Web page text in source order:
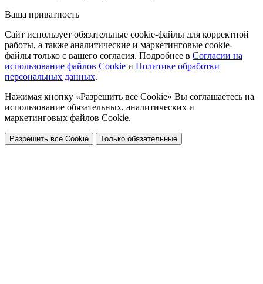
Ваша приватность
Сайт использует обязательные cookie-файлы для корректной
работы, а также аналитические и маркетинговые cookie-
файлы только с вашего согласия. Подробнее в Согласии на
использование файлов Cookie и Политике обработки
персональных данных.
Нажимая кнопку «Разрешить все Cookie» Вы соглашаетесь на
использование обязательных, аналитических и
маркетинговых файлов Cookie.
Разрешить все Cookie Только обязательные